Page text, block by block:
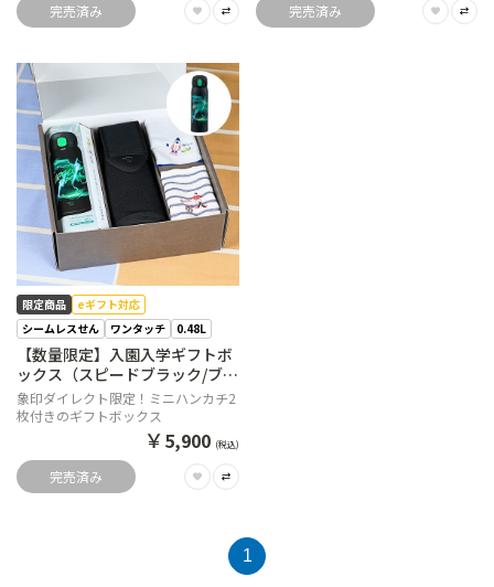
完売済み 完売済み
限定商品
eギフト対応
シームレスせん
ワンタッチ 0.48L
【数量限定】入園入学ギフトボ
ックス（スピードブラック/ブラ
ック）【購入特典】ミニハンカ
チ2枚セット
象印ダイレクト限定！ミニハンカチ2
枚付きのギフトボックス
￥5,900 (税込)
完売済み
1